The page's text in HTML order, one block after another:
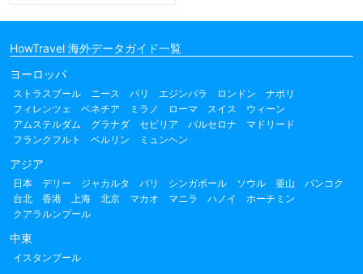
HowTravel 海外データガイド一覧
ヨーロッパ
ストラスブール ニース パリ エジンバラ ロンドン
ナポリ
フィレンツェ
ベネチア ミラノ ローマ スイス
ウィーン
アムステルダム
グラナダ セビリア バルセロナ
マドリード
フランクフルト
ベルリン ミュンヘン
アジア
日本 デリー ジャカルタ バリ シンガポール ソウル 釜山
バンコク
台北
香港 上海 北京 マカオ マニラ ハノイ
ホーチミン
クアラルンプール
中東
イスタンブール